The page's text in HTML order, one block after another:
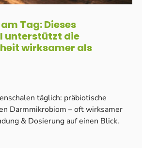
Tag: Dieses
unterstützt die
wirksamer als
täglich: präbiotische
Darmmikrobiom – oft wirksamer
& Dosierung auf einen Blick.